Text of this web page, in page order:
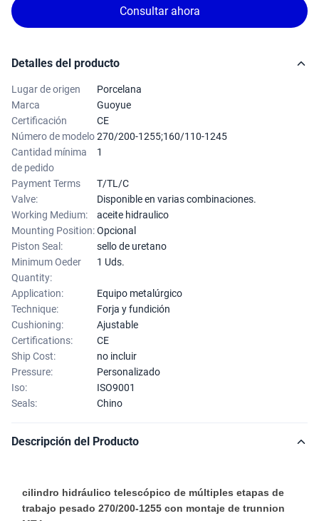
Consultar ahora
Detalles del producto
Lugar de origen
Porcelana
Marca
Guoyue
Certificación
CE
Número de modelo270/200-1255;160/110-1245
Cantidad mínima
de pedido
1
Payment Terms
T/TL/C
Valve:
Disponible en varias combinaciones.
Working Medium:
aceite hidraulico
Mounting Position:Opcional
Piston Seal:
sello de uretano
Minimum Oeder
Quantity:
1 Uds.
Application:
Equipo metalúrgico
Technique:
Forja y fundición
Cushioning:
Ajustable
Certifications:
CE
Ship Cost:
no incluir
Pressure:
Personalizado
Iso:
ISO9001
Seals:
Chino
Descripción del Producto
cilindro hidráulico telescópico de múltiples etapas de
trabajo pesado 270/200-1255 con montaje de trunnion